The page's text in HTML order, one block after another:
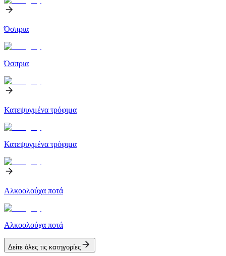
Όσπρια
Όσπρια
Κατεψυγμένα τρόφιμα
Κατεψυγμένα τρόφιμα
Αλκοολούχα ποτά
Αλκοολούχα ποτά
Δείτε όλες τις κατηγορίες